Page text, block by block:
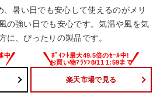
暑い日でも安心して使えるのがメリ
の強い日でも安心です。気温や風を気
に、ぴったりの製品です。
楽天市場で見る